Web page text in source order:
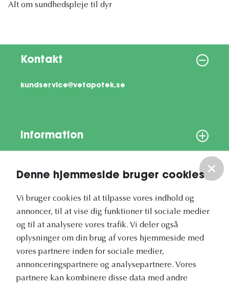
Denne hjemmeside bruger cookies
Vi bruger cookies til at tilpasse vores indhold og
annoncer, til at vise dig funktioner til sociale medier
og til at analysere vores trafik. Vi deler også
oplysninger om din brug af vores hjemmeside med
vores partnere inden for sociale medier,
annonceringspartnere og analysepartnere. Vores
partnere kan kombinere disse data med andre
Alt om sundhedspleje til dyr
Kontakt
kundservice@vetapotek.se
Information
Vores nyhedsbrev
Vetapotek.dk er en del af
Evidensia